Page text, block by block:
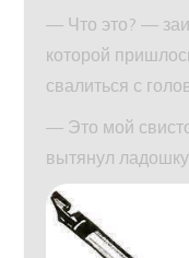
— Что это? —
которой
свалиться с
— Это мой
вытянул